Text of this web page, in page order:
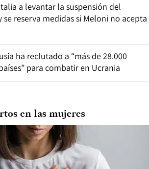
a levantar la suspensión del
se reserva medidas si Meloni no acepta
ha reclutado a “más de 28.000
para combatir en Ucrania
en las mujeres